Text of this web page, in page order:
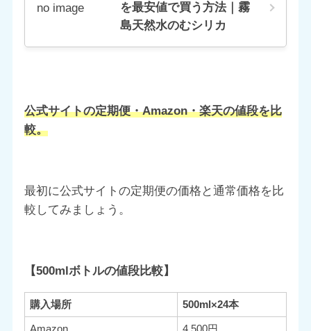
no image
を最安値で買う方法｜霧
島天然水のむシリカ
公式サイトの定期便・Amazon・楽天の値段を比
較。
最初に公式サイトの定期便の価格と通常価格を比
較してみましょう。
【500mlボトルの値段比較】
購入場所 500ml×24本